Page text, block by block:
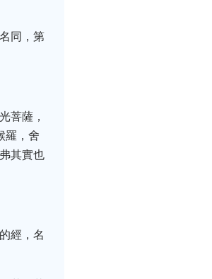
同，第
菩薩，
羅，舍
其實也
經，名